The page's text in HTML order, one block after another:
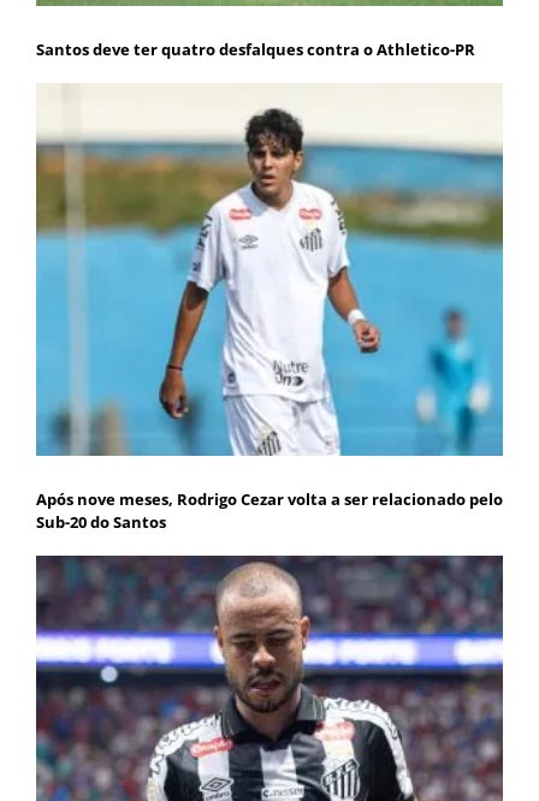
Santos deve ter quatro desfalques contra o Athletico-PR
Após nove meses, Rodrigo Cezar volta a ser relacionado pelo
Sub-20 do Santos